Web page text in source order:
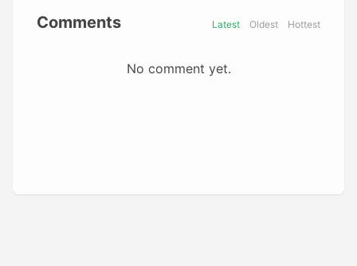
Comments Latest Oldest Hottest
No comment yet.